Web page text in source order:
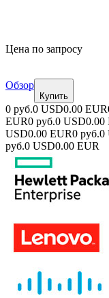
Цена по запросу
Обзор
Купить
0 руб.0 USD0.00 EUR
EUR0 руб.0 USD0.00
USD0.00 EUR0 руб.0
руб.0 USD0.00 EUR